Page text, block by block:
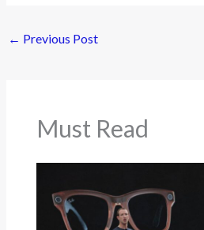
← Previous Post
Must Read